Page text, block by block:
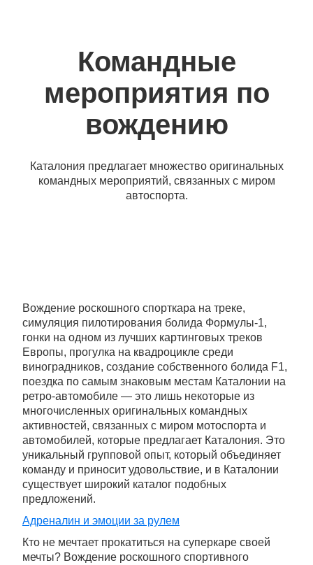
Командные
мероприятия по
вождению
Каталония предлагает множество оригинальных
командных мероприятий, связанных с миром
автоспорта.
Вождение роскошного спорткара на треке,
симуляция пилотирования болида Формулы-1,
гонки на одном из лучших картинговых треков
Европы, прогулка на квадроцикле среди
виноградников, создание собственного болида F1,
поездка по самым знаковым местам Каталонии на
ретро-автомобиле — это лишь некоторые из
многочисленных оригинальных командных
активностей, связанных с миром мотоспорта и
автомобилей, которые предлагает Каталония. Это
уникальный групповой опыт, который объединяет
команду и приносит удовольствие, и в Каталонии
существует широкий каталог подобных
предложений.
Адреналин и эмоции за рулем
Кто не мечтает прокатиться на суперкаре своей
мечты? Вождение роскошного спортивного